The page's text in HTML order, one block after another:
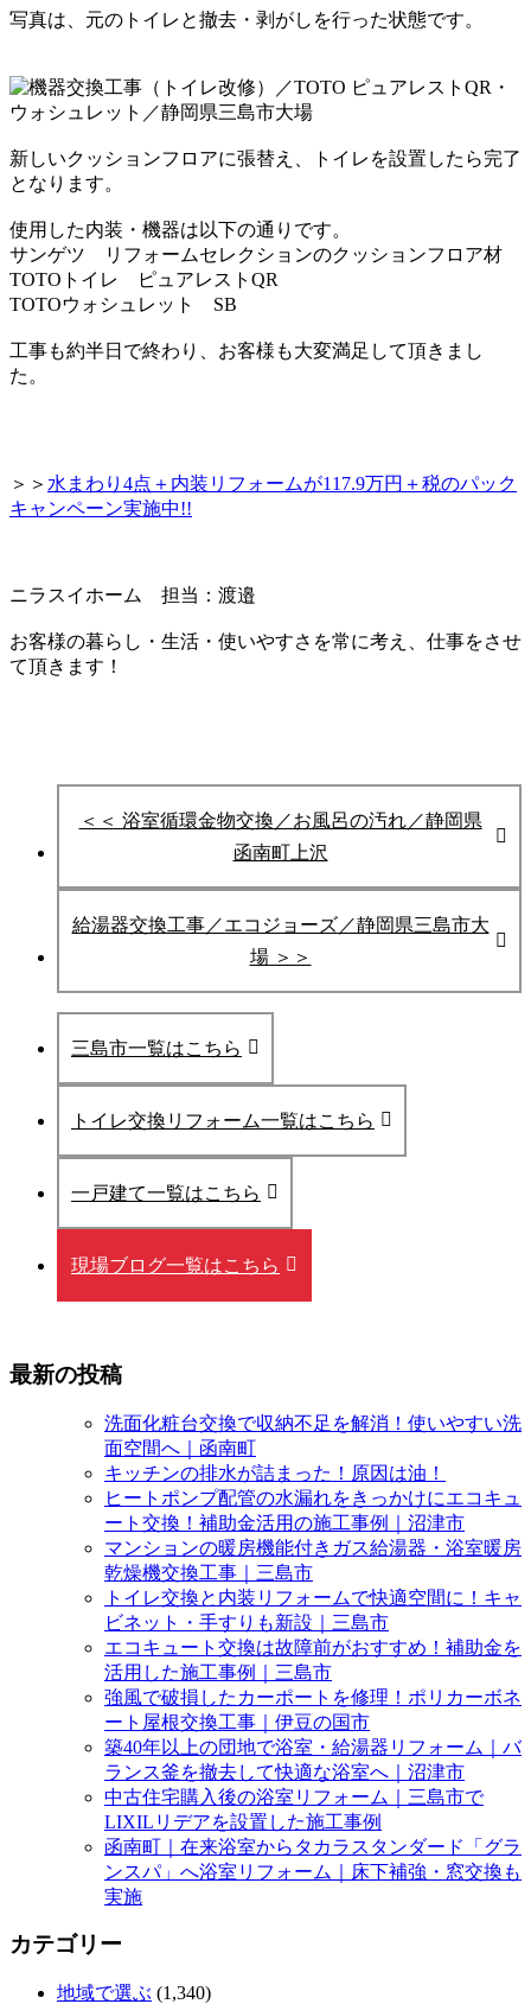
写真は、元のトイレと撤去・剥がしを行った状態です。
新しいクッションフロアに張替え、トイレを設置したら完了
となります。
使用した内装・機器は以下の通りです。
サンゲツ リフォームセレクションのクッションフロア材
TOTOトイレ ピュアレストQR
TOTOウォシュレット SB
工事も約半日で終わり、お客様も大変満足して頂きまし
た。
＞＞ 水まわり4点＋内装リフォームが117.9万円＋税のパック
キャンペーン実施中!!
ニラスイホーム 担当：渡邉
お客様の暮らし・生活・使いやすさを常に考え、仕事をさせ
て頂きます！
＜＜ 浴室循環金物交換／お風呂の汚れ／静岡県
函南町上沢
給湯器交換工事／エコジョーズ／静岡県三島市大
場 ＞＞
三島市一覧はこちら
トイレ交換リフォーム一覧はこちら
一戸建て一覧はこちら
現場ブログ一覧はこちら
最新の投稿
洗面化粧台交換で収納不足を解消！使いやすい洗
面空間へ｜函南町
キッチンの排水が詰まった！原因は油！
ヒートポンプ配管の水漏れをきっかけにエコキュ
ート交換！補助金活用の施工事例｜沼津市
マンションの暖房機能付きガス給湯器・浴室暖房
乾燥機交換工事｜三島市
トイレ交換と内装リフォームで快適空間に！キャ
ビネット・手すりも新設｜三島市
エコキュート交換は故障前がおすすめ！補助金を
活用した施工事例｜三島市
強風で破損したカーポートを修理！ポリカーボネ
ート屋根交換工事｜伊豆の国市
築40年以上の団地で浴室・給湯器リフォーム｜バ
ランス釜を撤去して快適な浴室へ｜沼津市
中古住宅購入後の浴室リフォーム｜三島市で
LIXILリデアを設置した施工事例
函南町｜在来浴室からタカラスタンダード「グラ
ンスパ」へ浴室リフォーム｜床下補強・窓交換も
実施
カテゴリー
地域で選ぶ (1,340)